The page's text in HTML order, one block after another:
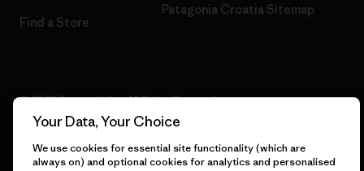
Find a Store
Patagonia Croatia Sitemap
© 2026 Patagonia, Inc. All Rights Reserved.
Your Data, Your Choice
We use cookies for essential site functionality (which are
always on) and optional cookies for analytics and personalised